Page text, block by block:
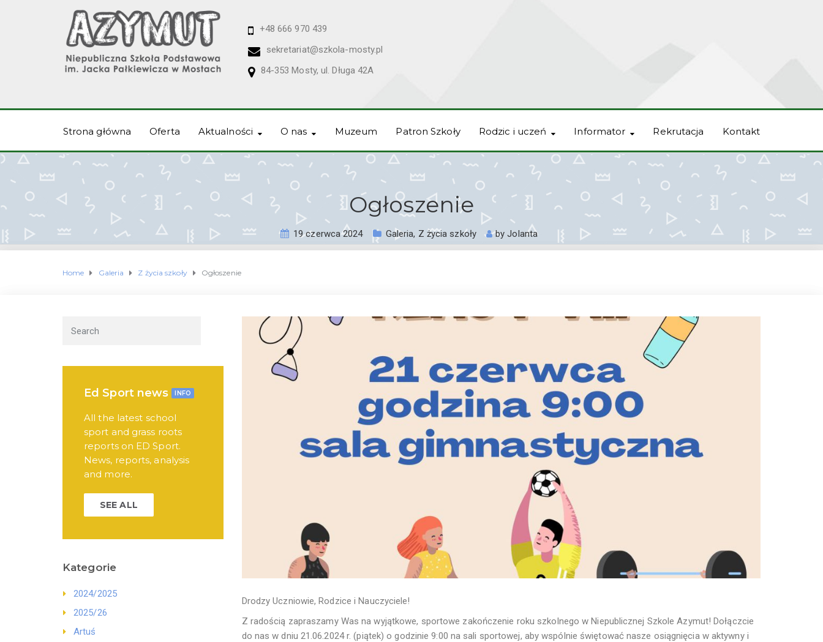
+48 666 970 439
sekretariat@szkola-mosty.pl
84-353 Mosty, ul. Długa 42A
Strona główna Oferta Aktualności O nas Muzeum Patron Szkoły Rodzic i uczeń Informator Rekrutacja Kontakt
Ogłoszenie
19 czerwca 2024 Galeria, Z życia szkoły byJolanta
Home Galeria Z życia szkoły Ogłoszenie
Ed Sport news INFO
All the latest school
sport and grass roots
reports on ED Sport.
News, reports, analysis
and more.
SEE ALL
Kategorie
2024/2025
2025/26
Artuś
Drodzy Uczniowie, Rodzice i Nauczyciele!
Z radością zapraszamy Was na wyjątkowe, sportowe zakończenie roku szkolnego w Niepublicznej Szkole Azymut! Dołączcie
do nas w dniu 21.06.2024 r. (piątek) o godzinie 9:00 na sali sportowej, aby wspólnie świętować nasze osiągnięcia w aktywny i